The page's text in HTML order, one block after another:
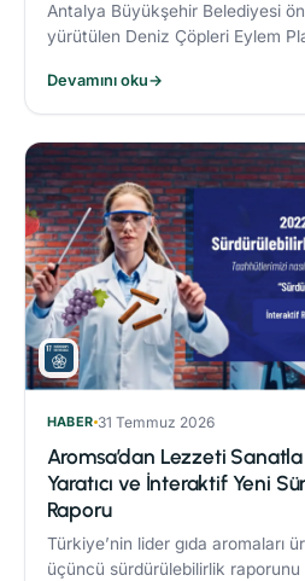
Antalya Büyükşehir Belediyesi
yürütülen Deniz Çöpleri Eylem
etkinlikleri, çevre bilincinin
katkı sağladı.
Devamını oku→
HABER 31 Temmuz 2026
Aromsa’dan Lezzeti
Yaratıcı ve İnteraktif Yeni
Raporu
Türkiye’nin lider gıda aromaları
üçüncü sürdürülebilirlik raporunu